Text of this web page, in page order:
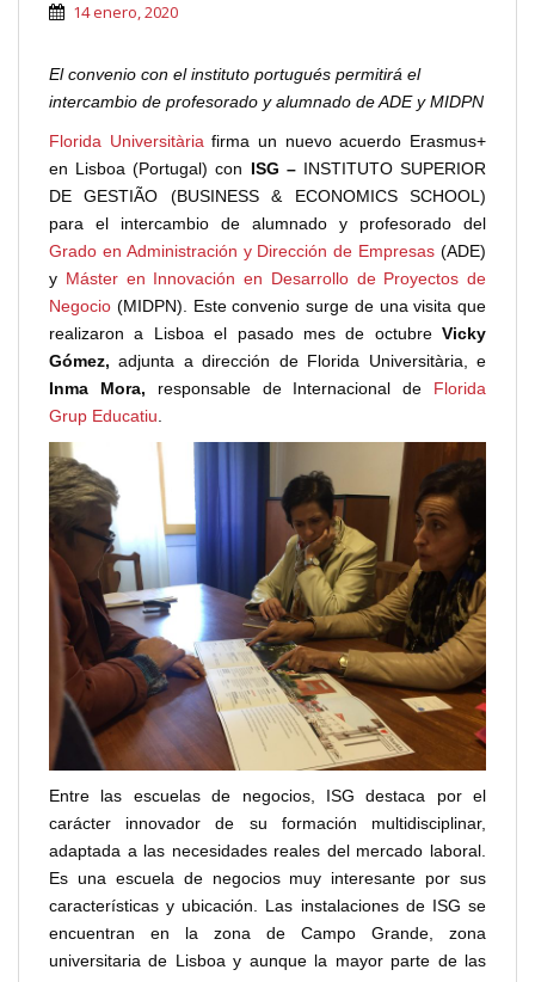
14 enero, 2020
El convenio con el instituto portugués permitirá el
intercambio de profesorado y alumnado de ADE y MIDPN
Florida Universitàriafirma un nuevo acuerdo Erasmus+
en Lisboa (Portugal) con ISG – INSTITUTO SUPERIOR
DE GESTIÃO (BUSINESS & ECONOMICS SCHOOL)
para el intercambio de alumnado y profesorado del
Grado en Administración y Dirección de Empresas (ADE)
y Máster en Innovación en Desarrollo de Proyectos de
Negocio (MIDPN). Este convenio surge de una visita que
realizaron a Lisboa el pasado mes de octubre Vicky
Gómez,adjunta a dirección de Florida Universitària, e
Inma Mora, responsable de Internacional de Florida
Grup Educatiu.
Entre las escuelas de negocios, ISG destaca por el
carácter innovador de su formación multidisciplinar,
adaptada a las necesidades reales del mercado laboral.
Es una escuela de negocios muy interesante por sus
características y ubicación. Las instalaciones de ISG se
encuentran en la zona de Campo Grande, zona
universitaria de Lisboa y aunque la mayor parte de las